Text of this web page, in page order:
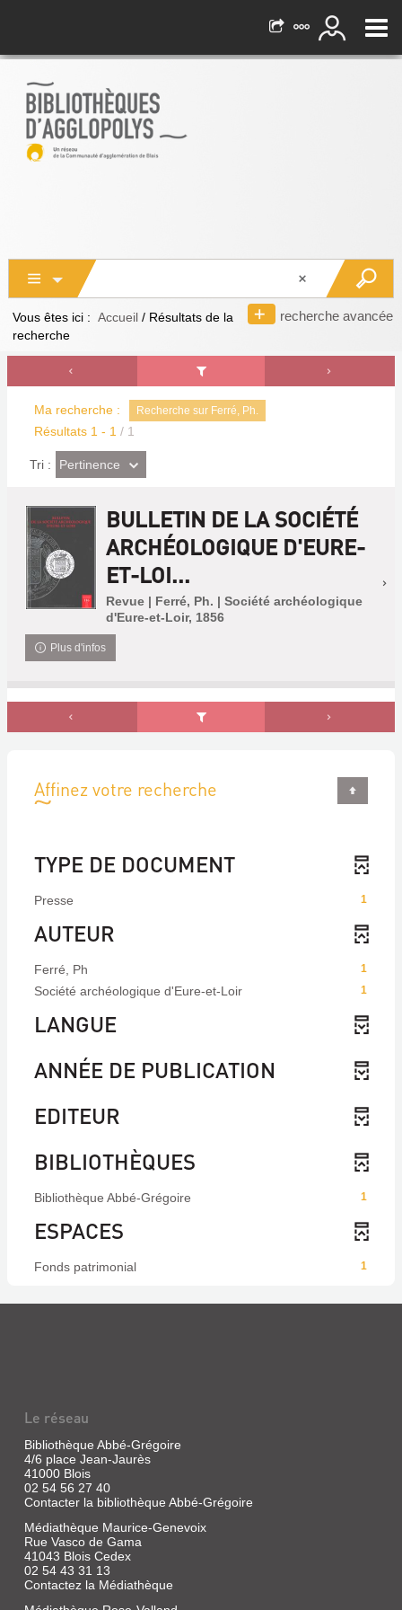
recherche avancée
Vous êtes ici : Accueil / Résultats de la
recherche
Ma recherche : Recherche sur Ferré, Ph.
Résultats 1 - 1 / 1
Tri : (Effet
imédiat)
Pertinence
BULLETIN DE LA SOCIÉTÉ
ARCHÉOLOGIQUE D'EURE-
ET-LOI...
Revue | Ferré, Ph. | Société archéologique
d'Eure-et-Loir, 1856
Plus d'infos
Affinez votre recherche
TYPE DE DOCUMENT
1
Presse
AUTEUR
1
Ferré, Ph
1
Société archéologique d'Eure-et-Loir
LANGUE
ANNÉE DE PUBLICATION
EDITEUR
BIBLIOTHÈQUES
1
Bibliothèque Abbé-Grégoire
ESPACES
1
Fonds patrimonial
Le réseau
Bibliothèque Abbé-Grégoire
4/6 place Jean-Jaurès
41000 Blois
02 54 56 27 40
Contacter la bibliothèque Abbé-Grégoire
Médiathèque Maurice-Genevoix
Rue Vasco de Gama
41043 Blois Cedex
02 54 43 31 13
Contactez la Médiathèque